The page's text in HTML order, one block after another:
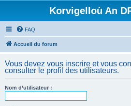
Korvigelloù An
FAQ
Accueil du forum
Vous devez vous inscrire et vous
consulter le profil des utilisateurs.
Nom d’utilisateur :